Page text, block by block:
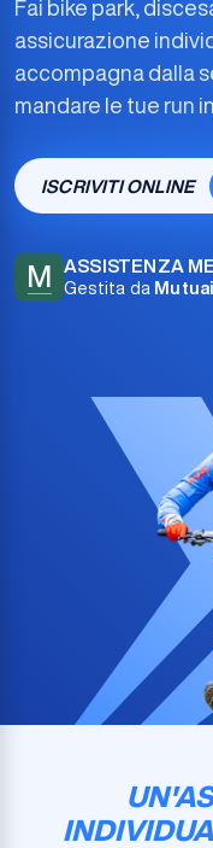
Fai bike park,
assicurazione
accompagna dalla
mandare le tue run
ISCRIVITI ONLINE
M ASSISTENZA
Gestita da